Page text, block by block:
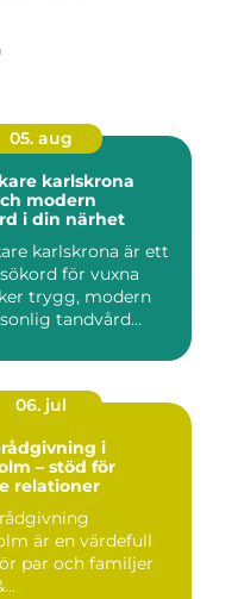
05. aug
karlskrona
modern
i din närhet
karlskrona är ett
för vuxna
trygg, modern
tandvård...
06. jul
i
– stöd för
relationer
är en värdefull
par och familjer